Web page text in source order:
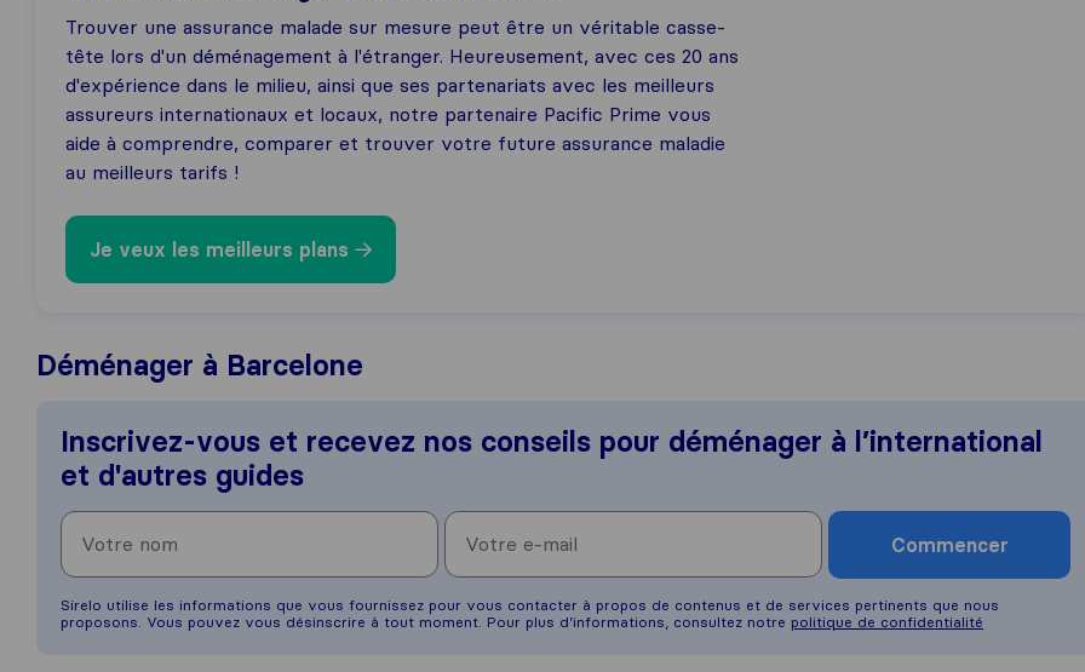
Trouver une assurance malade sur mesure peut être un véritable casse-
tête lors d'un déménagement à l'étranger. Heureusement, avec ces 20 ans
d'expérience dans le milieu, ainsi que ses partenariats avec les meilleurs
assureurs internationaux et locaux, notre partenaire Pacific Prime vous
aide à comprendre, comparer et trouver votre future assurance maladie
au meilleurs tarifs !
Je veux les meilleurs plans
Déménager à Barcelone
Inscrivez-vous et recevez nos conseils pour déménager à l’international
et d'autres guides
Commencer
Sirelo utilise les informations que vous fournissez pour vous contacter à propos de contenus et de services pertinents que nous
proposons. Vous pouvez vous désinscrire à tout moment. Pour plus d’informations, consultez notre politique de confidentialité